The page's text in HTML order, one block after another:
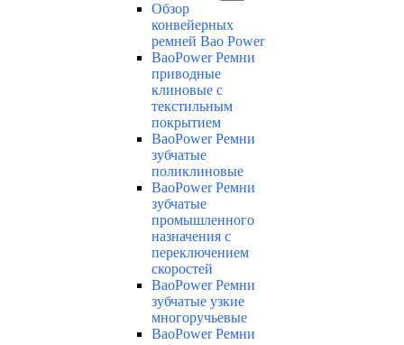
Обзор
конвейерных
ремней Bao Power
BaoPower Ремни
приводные
клиновые с
текстильным
покрытием
BaoPower Ремни
зубчатые
поликлиновые
BaoPower Ремни
зубчатые
промышленного
назначения с
переключением
скоростей
BaoPower Ремни
зубчатые узкие
многоручьевые
BaoPower Ремни